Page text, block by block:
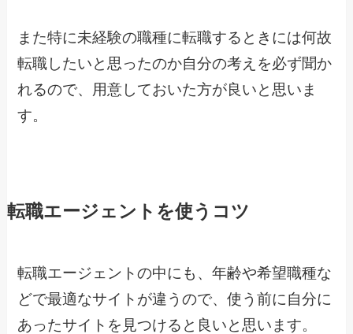
また特に未経験の職種に転職するときには何故
転職したいと思ったのか自分の考えを必ず聞か
れるので、用意しておいた方が良いと思いま
す。
転職エージェントを使うコツ
転職エージェントの中にも、年齢や希望職種な
どで最適なサイトが違うので、使う前に自分に
あったサイトを見つけると良いと思います。